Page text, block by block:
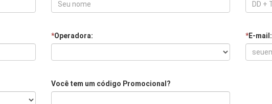
*Operadora: *E-mail:
Você tem um código Promocional?